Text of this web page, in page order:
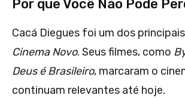
Por que Você Não Pode
Cacá Diegues foi um dos
Cinema Novo. Seus filmes, como
Deus é Brasileiro, marcaram o
continuam relevantes até hoje.